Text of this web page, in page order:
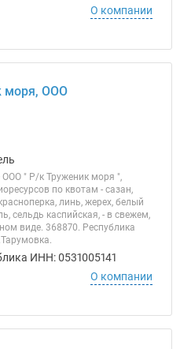
О компании
моря, ООО
" Р/к Труженик моря ",
по квотам - сазан,
линь, жерех, белый
сельдь каспийская, - в свежем,
виде. 368870. Республика
ИНН: 0531005141
О компании